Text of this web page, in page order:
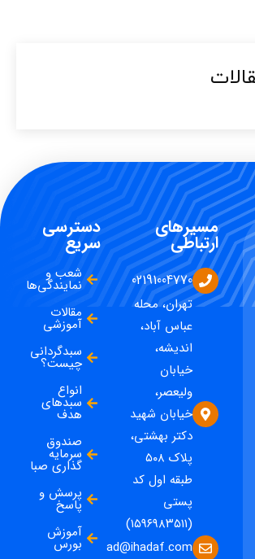
مسیرهای
ارتباطی
02191004770
تهران، محله
عباس آباد،
اندیشه،
خیابان
ولیعصر،
خیابان شهید
دکتر بهشتی،
پلاک ۵۰۸
طبقه اول کد
پستی
(۱۵۹۶۹۸۳۵۱۱)
ad@ihadaf.com
دسترسی
سریع
شعب و
نمایندگی‌ها
مقالات
آموزشی
سبدگردانی
چیست؟
انواع
سبدهای
هدف
صندوق
سرمایه
گذاری صبا
پرسش و
پاسخ
آموزش
بورس